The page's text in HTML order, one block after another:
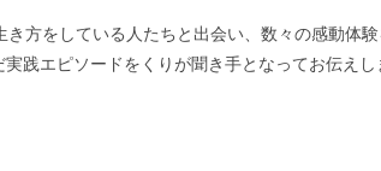
方をしている人たちと出会い、数々の感動体
践エピソードをくりが聞き手となってお伝えし